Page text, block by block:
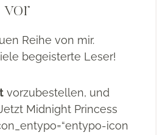
vor
Reihe von mir.
begeisterte Leser!
vorzubestellen, und
Midnight Princess
icon